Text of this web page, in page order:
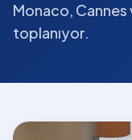
Monaco,
toplanıyor.